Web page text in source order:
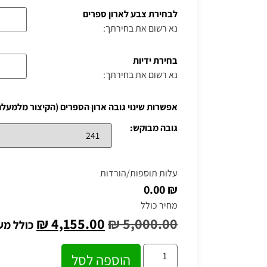
לבחירת צבע לארון ספרים
נא רשום את בחירתך:
בחירת ידיות
נא רשום את בחירתך:
אפשרות שינוי גובה ארון הספרים (הקיצור
גובה מבוקש:
עלות תוספות/הורדות
₪ 0.00
מחיר כולל
₪5,000.00
₪4,155.00 כולל
הוספה לסל